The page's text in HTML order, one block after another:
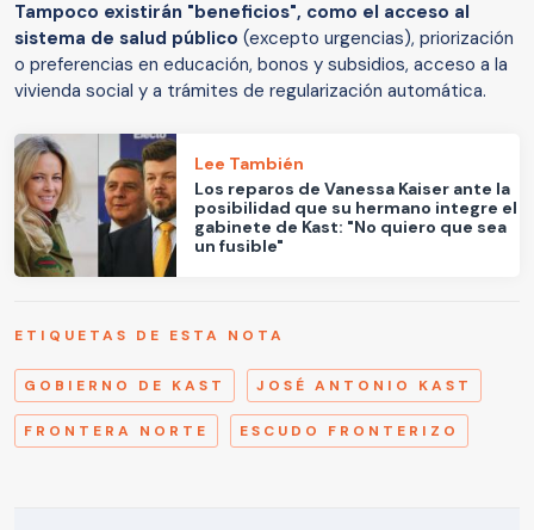
Tampoco existirán "beneficios", como el acceso al
sistema de salud público (excepto urgencias), priorización
o preferencias en educación, bonos y subsidios, acceso a la
vivienda social y a trámites de regularización automática.
Lee También
Los reparos de Vanessa Kaiser ante la
posibilidad que su hermano integre el
gabinete de Kast: "No quiero que sea
un fusible"
ETIQUETAS DE ESTA NOTA
GOBIERNO DE KAST JOSÉ ANTONIO KAST
FRONTERA NORTE ESCUDO FRONTERIZO